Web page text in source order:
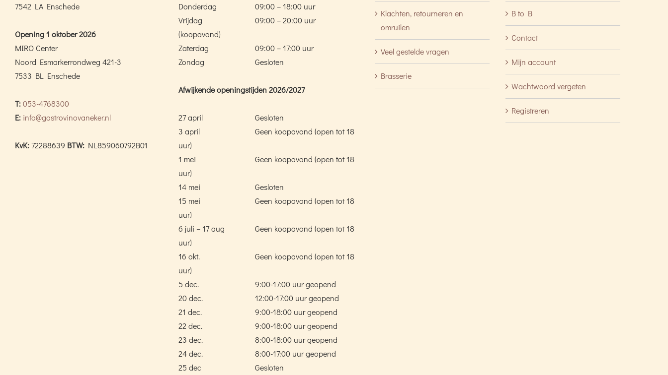
7542 LA Enschede
Opening 1 oktober 2026
MIRO Center
Noord Esmarkerrondweg 421-3
7533 BL Enschede
T:053-4768300
E: info@gastrovinovaneker.nl
KvK:72288639 BTW: NL859060792B01
Donderdag
09:00 – 18:00 uur
Vrijdag
09:00 – 20:00 uur
(koopavond)
Zaterdag
09:00 – 17:00 uur
Zondag
Gesloten
Afwijkende openingstijden 2026/2027
27 april
Gesloten
3 april
Geen koopavond (open tot 18
uur)
1 mei
Geen koopavond (open tot 18
uur)
14 mei
Gesloten
15 mei
Geen koopavond (open tot 18
uur)
6 juli – 17 aug
Geen koopavond (open tot 18
uur)
16 okt.
Geen koopavond (open tot 18
uur)
5 dec.
9:00-17:00 uur geopend
20 dec.
12:00-17:00 uur geopend
21 dec.
9:00-18:00 uur geopend
22 dec.
9:00-18:00 uur geopend
23 dec.
8:00-18:00 uur geopend
24 dec.
8:00-17:00 uur geopend
25 dec
Gesloten
Klachten, retourneren en
omruilen
Veel gestelde vragen
Brasserie
B to B
Contact
Mijn account
Wachtwoord vergeten
Registreren